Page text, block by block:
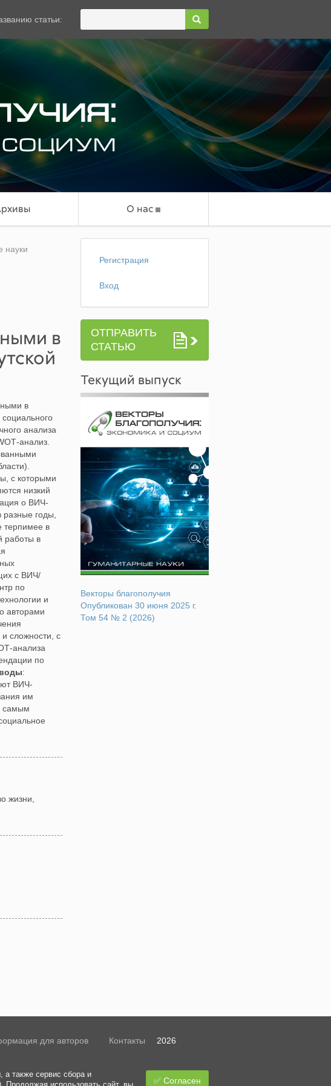
статьи:
О нас
науки
в
в
анализа
с которыми
низкий
о ВИЧ‐
годы,
терпимее в
работы в
с ВИЧ/
по
и
авторами
сложности, с
по
:
ВИЧ‐
им
самым
жизни,
Регистрация
Вход
ОТПРАВИТЬ
СТАТЬЮ
Текущий выпуск
Векторы благополучия
Опубликован 30 июня 2025 г.
Том 54 № 2 (2026)
для авторов Контакты 2026
а также сервис сбора и
✅ Согласен